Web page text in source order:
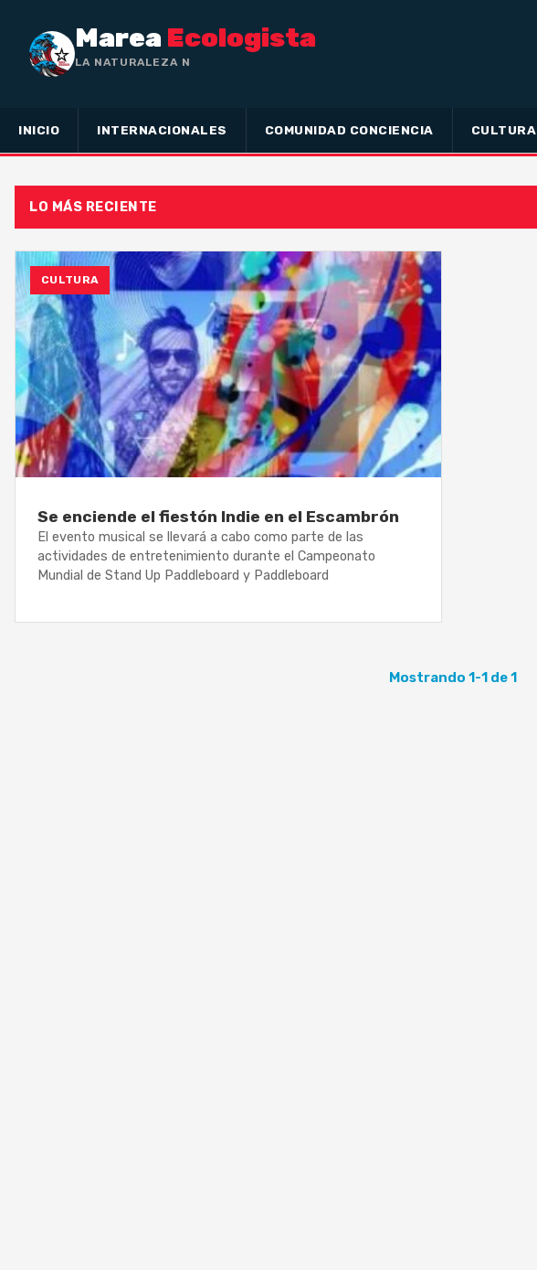
Marea Ecologista
LA NATURALEZA NO HA HECHO
INICIO INTERNACIONALES COMUNIDAD CONCIENCIA CULTURA
LO MÁS RECIENTE
CULTURA
Se enciende el fiestón Indie en el Escambrón
El evento musical se llevará a cabo como parte de las
actividades de entretenimiento durante el Campeonato
Mundial de Stand Up Paddleboard y Paddleboard
Mostrando 1-1 de 1